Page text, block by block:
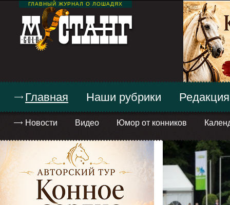
ГЛАВНЫЙ ЖУРНАЛ О ЛОШАДЯХ
Главная
Новости Видео Юмор от конников
Наши рубрики Редакция